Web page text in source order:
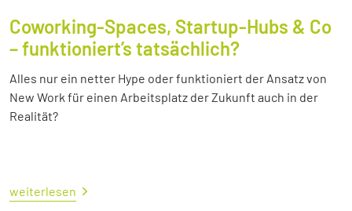
Coworking-Spaces, Startup-Hubs & Co
– funktioniert’s tatsächlich?
Alles nur ein netter Hype oder funktioniert der Ansatz von
New Work für einen Arbeitsplatz der Zukunft auch in der
Realität?
weiterlesen